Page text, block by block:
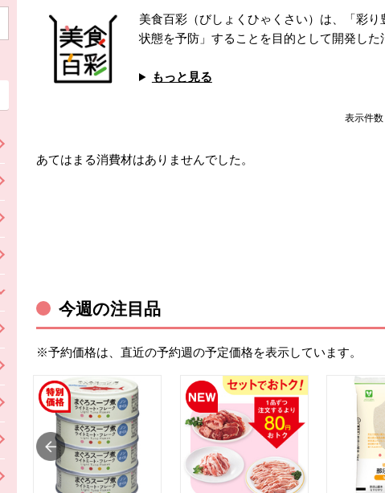
美食百彩（びしょくひゃくさい）は、「彩
状態を予防」することを目的として開発した
もっと見る
表示件数
あてはまる消費材はありませんでした。
今週の注目品
※予約価格は、直近の予約週の予定価格を表示しています。